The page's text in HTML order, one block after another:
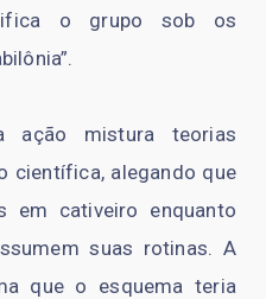
o grupo sob os
ação mistura teorias
científica, alegando que
em cativeiro enquanto
suas rotinas. A
que o esquema teria